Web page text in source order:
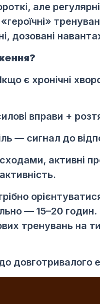
але
дозовані
є хронічні
вправи +
— сигнал до
активні
— 15–20 годин.
тренувань на
довготривалого